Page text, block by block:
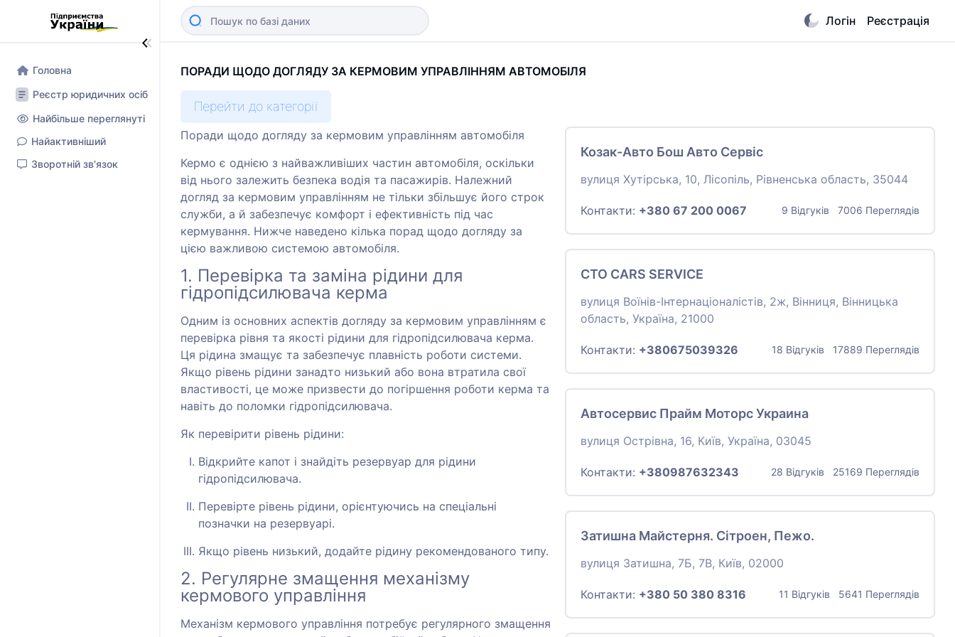
Головна
Реєстр юридичних осіб
Найбільше переглянуті
Найактивніший
Зворотній зв'язок
Логін Реєстрація
ПОРАДИ ЩОДО ДОГЛЯДУ ЗА КЕРМОВИМ УПРАВЛІННЯМ АВТОМОБІЛЯ
Перейти до категорії
Поради щодо догляду за кермовим управлінням автомобіля
Кермо є однією з найважливіших частин автомобіля, оскільки
від нього залежить безпека водія та пасажирів. Належний
догляд за кермовим управлінням не тільки збільшує його строк
служби, а й забезпечує комфорт і ефективність під час
кермування. Нижче наведено кілька порад щодо догляду за
цією важливою системою автомобіля.
1. Перевірка та заміна рідини для
гідропідсилювача керма
Одним із основних аспектів догляду за кермовим управлінням є
перевірка рівня та якості рідини для гідропідсилювача керма.
Ця рідина змащує та забезпечує плавність роботи системи.
Якщо рівень рідини занадто низький або вона втратила свої
властивості, це може призвести до погіршення роботи керма та
навіть до поломки гідропідсилювача.
Як перевірити рівень рідини:
Відкрийте капот і знайдіть резервуар для рідини
гідропідсилювача.
Перевірте рівень рідини, орієнтуючись на спеціальні
позначки на резервуарі.
Якщо рівень низький, додайте рідину рекомендованого типу.
2. Регулярне змащення механізму
кермового управління
Механізм кермового управління потребує регулярного змащення
Козак-Авто Бош Авто Сервіс
вулиця Хутірська, 10, Лісопіль, Рівненська область, 35044
Контакти: +380 67 200 0067 9 Відгуків 7006 Переглядів
СТО CARS SERVICE
вулиця Воїнів-Інтернаціоналістів, 2ж, Вінниця, Вінницька
область, Україна, 21000
Контакти: +380675039326 18 Відгуків 17889 Переглядів
Автосервис Прайм Моторс Украина
вулиця Острівна, 16, Київ, Україна, 03045
Контакти: +380987632343 28 Відгуків 25169 Переглядів
Затишна Майстерня. Сітроен, Пежо.
вулиця Затишна, 7Б, 7B, Київ, 02000
Контакти: +380 50 380 8316 11 Відгуків 5641 Переглядів